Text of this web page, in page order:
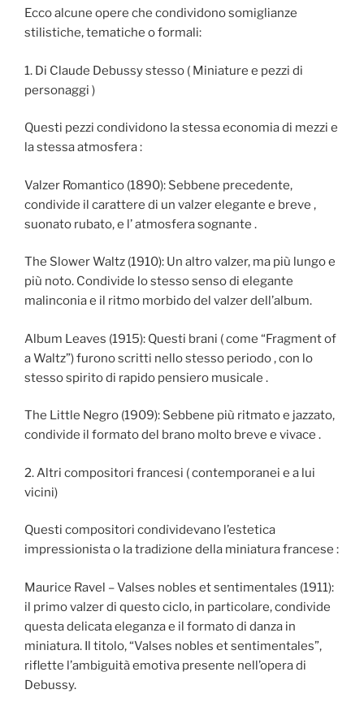
Ecco alcune opere che condividono somiglianze
stilistiche, tematiche o formali:
1. Di Claude Debussy stesso ( Miniature e pezzi di
personaggi )
Questi pezzi condividono la stessa economia di mezzi e
la stessa atmosfera :
Valzer Romantico (1890): Sebbene precedente,
condivide il carattere di un valzer elegante e breve ,
suonato rubato, e l’ atmosfera sognante .
The Slower Waltz (1910): Un altro valzer, ma più lungo e
più noto. Condivide lo stesso senso di elegante
malinconia e il ritmo morbido del valzer dell’album.
Album Leaves (1915): Questi brani ( come “Fragment of
a Waltz”) furono scritti nello stesso periodo , con lo
stesso spirito di rapido pensiero musicale .
The Little Negro (1909): Sebbene più ritmato e jazzato,
condivide il formato del brano molto breve e vivace .
2. Altri compositori francesi ( contemporanei e a lui
vicini)
Questi compositori condividevano l’estetica
impressionista o la tradizione della miniatura francese :
Maurice Ravel – Valses nobles et sentimentales (1911):
il primo valzer di questo ciclo, in particolare, condivide
questa delicata eleganza e il formato di danza in
miniatura. Il titolo, “Valses nobles et sentimentales”,
riflette l’ambiguità emotiva presente nell’opera di
Debussy.